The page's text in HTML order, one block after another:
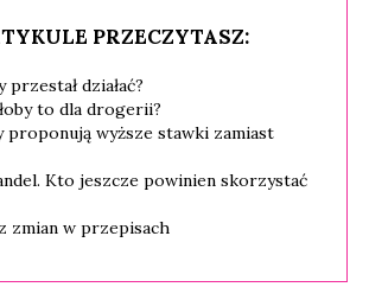
PRZECZYTASZ:
działać?
to dla drogerii?
proponują wyższe stawki zamiast
Kto jeszcze powinien skorzystać
zmian w przepisach